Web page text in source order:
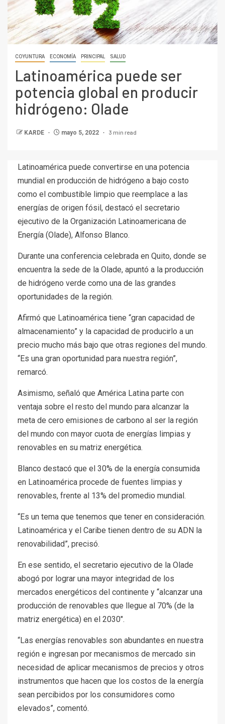
COYUNTURA ECONOMÍA PRINCIPAL SALUD
Latinoamérica puede ser
potencia global en producir
hidrógeno: Olade
KARDE mayo 5, 2022 3 min read
Latinoamérica puede convertirse en una potencia
mundial en producción de hidrógeno a bajo costo
como el combustible limpio que reemplace a las
energías de origen fósil, destacó el secretario
ejecutivo de la Organización Latinoamericana de
Energía (Olade), Alfonso Blanco.
Durante una conferencia celebrada en Quito, donde se
encuentra la sede de la Olade, apuntó a la producción
de hidrógeno verde como una de las grandes
oportunidades de la región.
Afirmó que Latinoamérica tiene “gran capacidad de
almacenamiento” y la capacidad de producirlo a un
precio mucho más bajo que otras regiones del mundo.
“Es una gran oportunidad para nuestra región”,
remarcó.
Asimismo, señaló que América Latina parte con
ventaja sobre el resto del mundo para alcanzar la
meta de cero emisiones de carbono al ser la región
del mundo con mayor cuota de energías limpias y
renovables en su matriz energética.
Blanco destacó que el 30% de la energía consumida
en Latinoamérica procede de fuentes limpias y
renovables, frente al 13% del promedio mundial.
“Es un tema que tenemos que tener en consideración.
Latinoamérica y el Caribe tienen dentro de su ADN la
renovabilidad”, precisó.
En ese sentido, el secretario ejecutivo de la Olade
abogó por lograr una mayor integridad de los
mercados energéticos del continente y “alcanzar una
producción de renovables que llegue al 70% (de la
matriz energética) en el 2030″.
“Las energías renovables son abundantes en nuestra
región e ingresan por mecanismos de mercado sin
necesidad de aplicar mecanismos de precios y otros
instrumentos que hacen que los costos de la energía
sean percibidos por los consumidores como
elevados”, comentó.